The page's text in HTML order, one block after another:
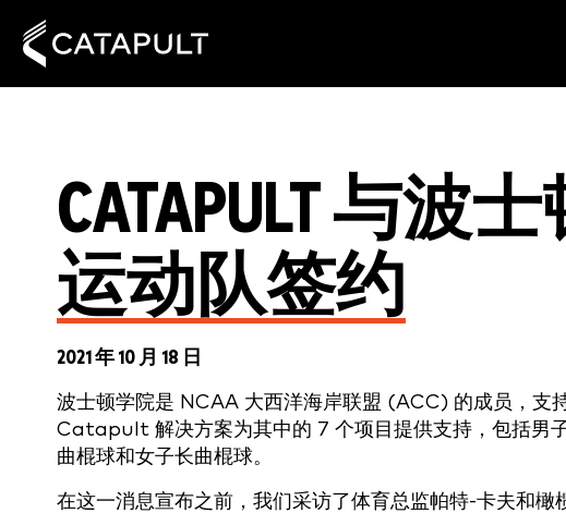
CATAPULT 与波
运动队签约
2021 年 10 月 18 日
波士顿学院是 NCAA 大西洋海岸联盟 (ACC) 的成员，支
Catapult 解决方案为其中的 7 个项目提供支持，包括男
曲棍球和女子长曲棍球。
在这一消息宣布之前，我们采访了体育总监帕特-卡夫和